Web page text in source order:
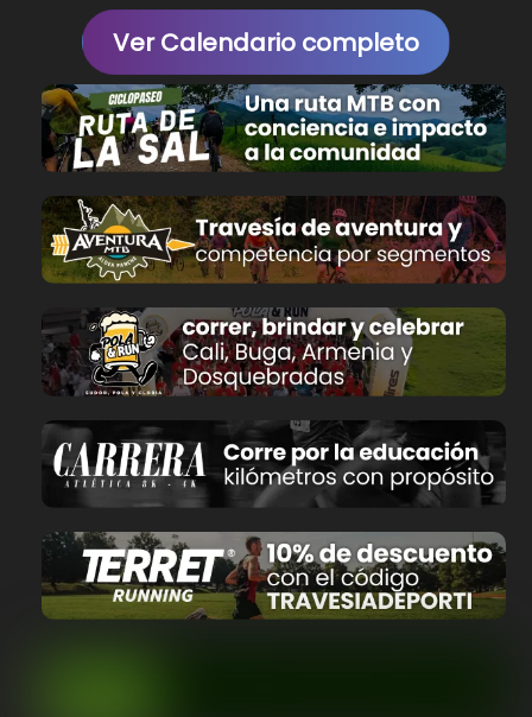
Ver Calendario completo